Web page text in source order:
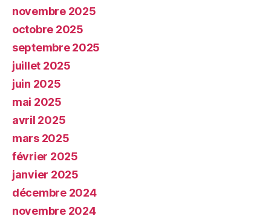
novembre 2025
octobre 2025
septembre 2025
juillet 2025
juin 2025
mai 2025
avril 2025
mars 2025
février 2025
janvier 2025
décembre 2024
novembre 2024